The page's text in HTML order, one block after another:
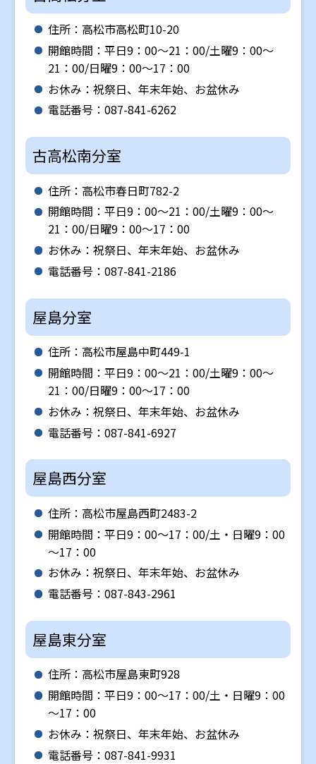
住所：高松市高松町10-20
開館時間：平日9：00～21：00/土曜9：00～
21：00/日曜9：00～17：00
お休み：祝祭日、年末年始、お盆休み
電話番号：087-841-6262
古高松南分室
住所：高松市春日町782-2
開館時間：平日9：00～21：00/土曜9：00～
21：00/日曜9：00～17：00
お休み：祝祭日、年末年始、お盆休み
電話番号：087-841-2186
屋島分室
住所：高松市屋島中町449-1
開館時間：平日9：00～21：00/土曜9：00～
21：00/日曜9：00～17：00
お休み：祝祭日、年末年始、お盆休み
電話番号：087-841-6927
屋島西分室
住所：高松市屋島西町2483-2
開館時間：平日9：00～17：00/土・日曜9：00
～17：00
お休み：祝祭日、年末年始、お盆休み
電話番号：087-843-2961
屋島東分室
住所：高松市屋島東町928
開館時間：平日9：00～17：00/土・日曜9：00
～17：00
お休み：祝祭日、年末年始、お盆休み
電話番号：087-841-9931